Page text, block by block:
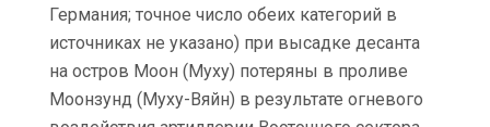
Германия; точное число обеих категорий в
источниках не указано) при высадке десанта
на остров Моон (Муху) потеряны в проливе
Моонзунд (Муху-Вяйн) в результате огневого